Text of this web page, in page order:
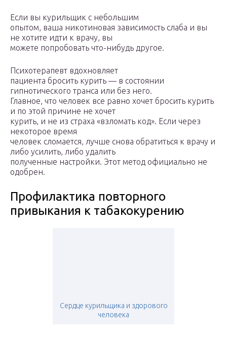
Если вы курильщик с небольшим
опытом, ваша никотиновая зависимость слаба и вы
не хотите идти к врачу, вы
можете попробовать что-нибудь другое.
Психотерапевт вдохновляет
пациента бросить курить — в состоянии
гипнотического транса или без него.
Главное, что человек все равно хочет бросить курить
и по этой причине не хочет
курить, и не из страха «взломать код». Если через
некоторое время
человек сломается, лучше снова обратиться к врачу и
либо усилить, либо удалить
полученные настройки. Этот метод официально не
одобрен.
Профилактика повторного
привыкания к табакокурению
Сердце курильщика и здорового
человека